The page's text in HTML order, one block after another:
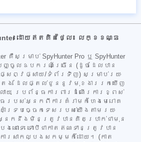
ដោយឥតគិតថ្លៃ៖ លក្ខខណ្ឌ
គឺសម្រាប់ SpyHunter Pro ឬ SpyHunter
ញ្ចូលឧបករណ៍ច្រើន (ដូចដែលបាន
ផ្សព្វផ្សាយ/ទំព័រទិញ) សម្រាប់រយៈ
តង ដែលផ្តល់ជូននូវមុខងាររកឃើញ
ាយ ប្រព័ន្ធការពារដំណើរការខ្ពស់
របស់អ្នកពីការគំរាមកំហែងមេរោគ
ទ្របច្ចេកទេសរបស់យើងតាមរយៈ
។ អ្នកនឹងមិនត្រូវបានគិតប្រាក់ជាមុន
ោះទេ ទោះបីជាកាតឥណទានត្រូវបាន
ការសាកល្បងសកម្មក៏ដោយ។ (កាត